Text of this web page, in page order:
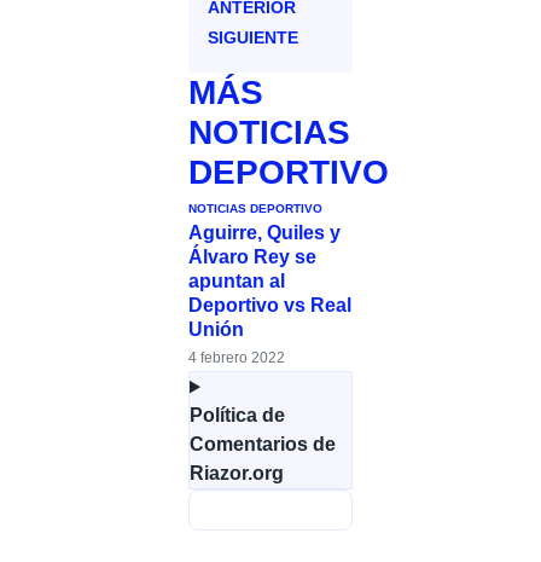
ANTERIOR
SIGUIENTE
MÁS
NOTICIAS
DEPORTIVO
NOTICIAS DEPORTIVO
Aguirre, Quiles y
Álvaro Rey se
apuntan al
Deportivo vs Real
Unión
4 febrero 2022
Política de
Comentarios de
Riazor.org